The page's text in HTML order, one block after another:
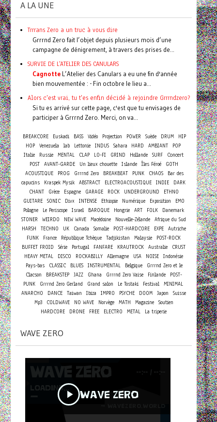
A LA UNE
Trrrans Zero a un truc à vous dire
Grrrnd Zero fait l’objet depuis plusieurs mois d’une
campagne de dénigrement, à travers des prises de...
SURVIE DE L'ATELIER DES CANULARS
CagnotteL’Atelier des Canulars a eu une fin d'année
bien mouvementée : - Fin octobre le lieu a...
Alors c'est vrai, tu t'es enfin décidé à rejoindre Grrrndzero?
Si tu es arrivé sur cette page, c'est que tu envisages de
participer à Grrrnd Zero. Merci, on va...
BREAKCORE Euskadi BASS Vidéo Projection POWER Suède DRUM
HIP
HOP Venezuela lab Lettonie INDUS Sahara HARD AMBIANT
POP
Italie
Russie MENTAL CLAP LO-FI GRIND Hollande SURF Concert
POST AVANT-GARDE Un lieux chouette Islande Îles Féroé
GOTH
ACOUSTIQUE
PROG Grrrnd Zero BREAKBEAT PUNK CHAOS
Bar des
capucins
Kraspek Mysik ABSTRACT ELECTROACOUSTIQUE INDIE
DARK
CHANT
Grèce Espagne GARAGE ROCK UNDERGROUND
ETHNO
GUITARE
SONIC Divx INTENSE Ethiopie Numérique Exposition
EMO
Pologne
Le Periscope Israel BAROQUE Hongrie ART FOLK
Danemark
STONER
WEIRDO NEW WAVE Macédoine Nouvelle-Zélande Afrique du Sud
HARSH
TECHNO UK Canada Somalie POST-HARDCORE EXPE
Autriche
FUNK
France République Tchèque Tadjikistan Malaysie
POST-ROCK
BUFFET FROID
Série Portugal FANFARE KRAUTROCK Australie
CRUST
HEAVY METAL
DISCO ROCKABILLY Allemagne USA NOISE Indonésie
Pays-bas
CLASSIC BLUES INSTRUMENTAL Belgique
Grrrnd Zero et le
Clacson
BREAKSTEP JAZZ Ghana Grrrnd Zero Vaise Finlande
POST-
PUNK
Grrrnd Zero Gerland Grand salon Le Tostaki Festival MINIMAL
ANARCHO
DANCE Taiwan Ibiza IMPRO PSYCHE DOOM Japon
Suisse
Mp3
COLDWAVE NO WAVE Norvège MATH Magazine
Soutien
HARDCORE
DRONE FREE ELECTRO METAL La triperie
WAVE ZERO